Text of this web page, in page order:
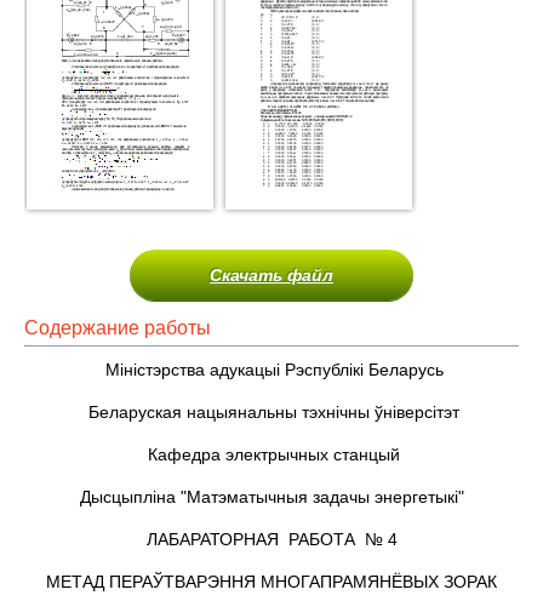
Скачать файл
Содержание работы
Мiнiстэрства адукацыi Рэспублiкi Беларусь
Беларуская нацыянальны тэхнічны ўніверсітэт
Кафедра электрычных станцый
Дысцыплiна "Матэматычныя задачы энергетыкi"
ЛАБАРАТОРНАЯ РАБОТА № 4
МЕТАД ПЕРАЎТВАРЭННЯ МНОГАПРАМЯНЁВЫХ ЗОРАК